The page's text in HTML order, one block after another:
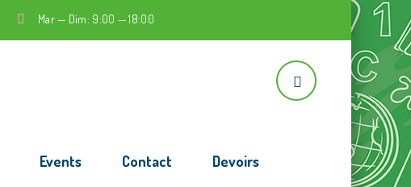
Mar — Dim: 9:00 — 18:00
Events Contact Devoirs